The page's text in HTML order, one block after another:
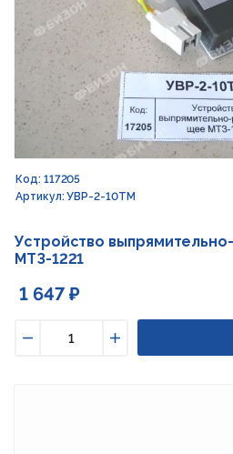
Код: 117205
Артикул: УВР-2-10ТМ
Устройство
МТЗ-1221
1 647 ₽
Увеличить